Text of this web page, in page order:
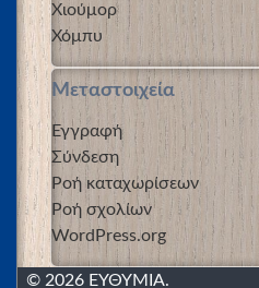
Χιούμορ
Χόμπυ
Μεταστοιχεία
Εγγραφή
Σύνδεση
Ροή καταχωρίσεων
Ροή σχολίων
WordPress.org
© 2026 ΕΥΘΥΜΙΑ.